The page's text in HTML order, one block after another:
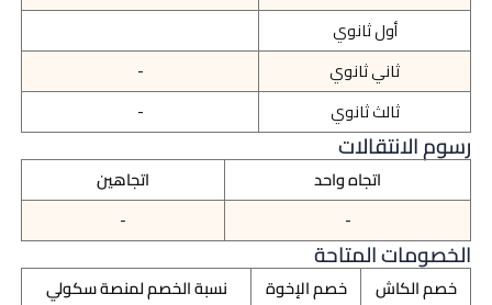
أول ثانوي
ثاني ثانوي
-
ثالث ثانوي
-
رسوم الانتقالات
اتجاه واحد
اتجاهين
-
-
الخصومات المتاحة
خصم الكاش خصم الإخوة
نسبة الخصم لمنصة سكولي